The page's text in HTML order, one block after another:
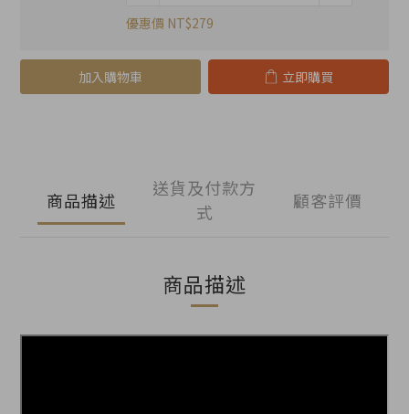
優惠價 NT$279
加入購物車 立即購買
商品描述
送貨及付款方
式
顧客評價
商品描述